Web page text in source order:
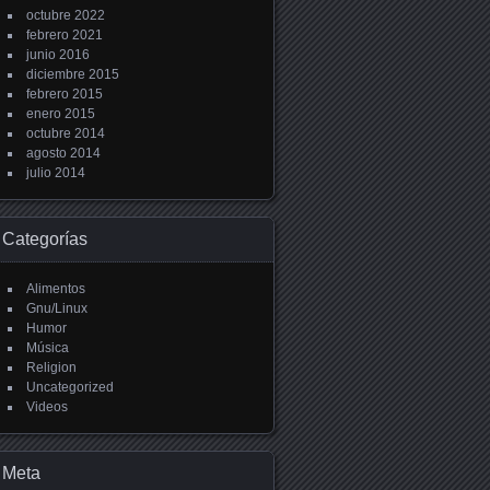
octubre 2022
febrero 2021
junio 2016
diciembre 2015
febrero 2015
enero 2015
octubre 2014
agosto 2014
julio 2014
Categorías
Alimentos
Gnu/Linux
Humor
Música
Religion
Uncategorized
Videos
Meta